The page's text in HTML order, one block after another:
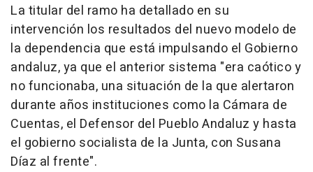
La titular del ramo ha detallado en su
intervención los resultados del nuevo modelo de
la dependencia que está impulsando el Gobierno
andaluz, ya que el anterior sistema "era caótico y
no funcionaba, una situación de la que alertaron
durante años instituciones como la Cámara de
Cuentas, el Defensor del Pueblo Andaluz y hasta
el gobierno socialista de la Junta, con Susana
Díaz al frente".